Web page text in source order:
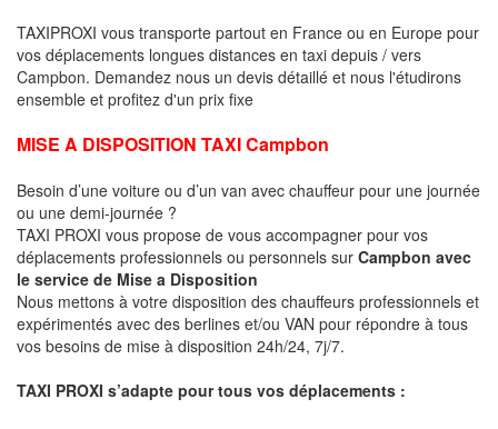
TAXIPROXI vous transporte partout en France ou en Europe pour
vos déplacements longues distances en taxi depuis / vers
Campbon. Demandez nous un devis détaillé et nous l'étudirons
ensemble et profitez d'un prix fixe
MISE A DISPOSITION TAXI Campbon
Besoin d’une voiture ou d’un van avec chauffeur pour une journée
ou une demi-journée ?
TAXI PROXI vous propose de vous accompagner pour vos
déplacements professionnels ou personnels sur Campbon avec
le service de Mise a Disposition
Nous mettons à votre disposition des chauffeurs professionnels et
expérimentés avec des berlines et/ou VAN pour répondre à tous
vos besoins de mise à disposition 24h/24, 7j/7.
TAXI PROXI s’adapte pour tous vos déplacements :